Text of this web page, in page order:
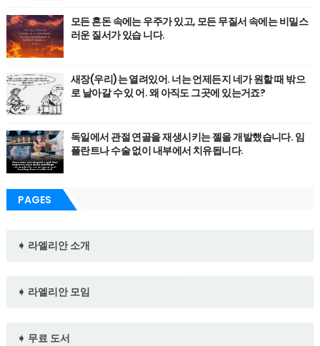
모든 혼돈 속에는 우주가 있고, 모든 무질서 속에는 비밀스
러운 질서가 있습 니다.
새장(우리)는 열려있어. 너는 언제든지 네가 원할 때 밖으
로 날아갈 수 있 어. 왜 아직도 그곳에 있는거죠?
독일에서 관절 연골을 재생시키는 젤을 개발했습니다. 임
플란트나 수술 없이 내부에서 치유됩니다.
PAGES
➧ 라엘리안 소개
➧ 라엘리안 모임
➧ 무료 도서